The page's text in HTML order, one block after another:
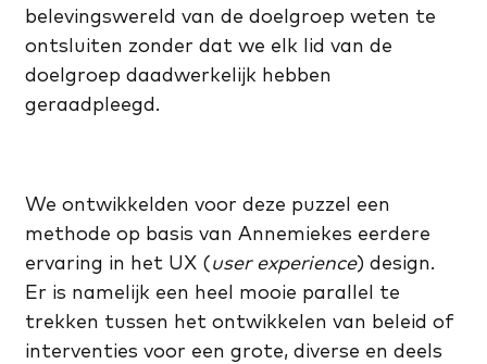
belevingswereld van de doelgroep weten te
ontsluiten zonder dat we elk lid van de
doelgroep daadwerkelijk hebben
geraadpleegd.
We ontwikkelden voor deze puzzel een
methode op basis van Annemiekes eerdere
ervaring in het UX (user experience) design.
Er is namelijk een heel mooie parallel te
trekken tussen het ontwikkelen van beleid of
interventies voor een grote, diverse en deels